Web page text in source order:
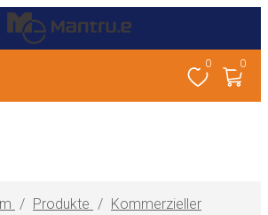
0 0
/ Produkte / Kommerzieller